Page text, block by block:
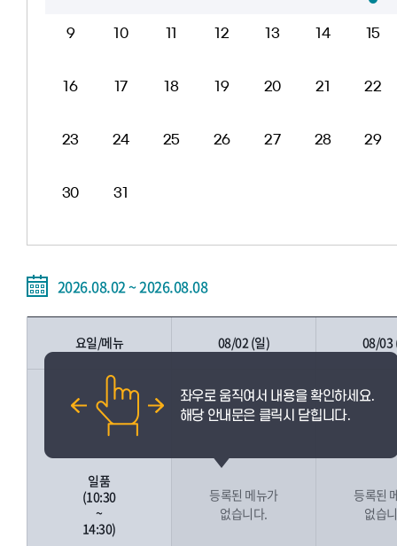
9 10 12 13 14 15
16 17 18 19 20 21 22
23 24 25 26 27 28 29
30 31
2026.08.02 ~ 2026.08.08
요일/메뉴 08/02 (일) 08/03
일품
(10:30
~
14:30)
등록된 메뉴가
없습니다.
등록된
없습